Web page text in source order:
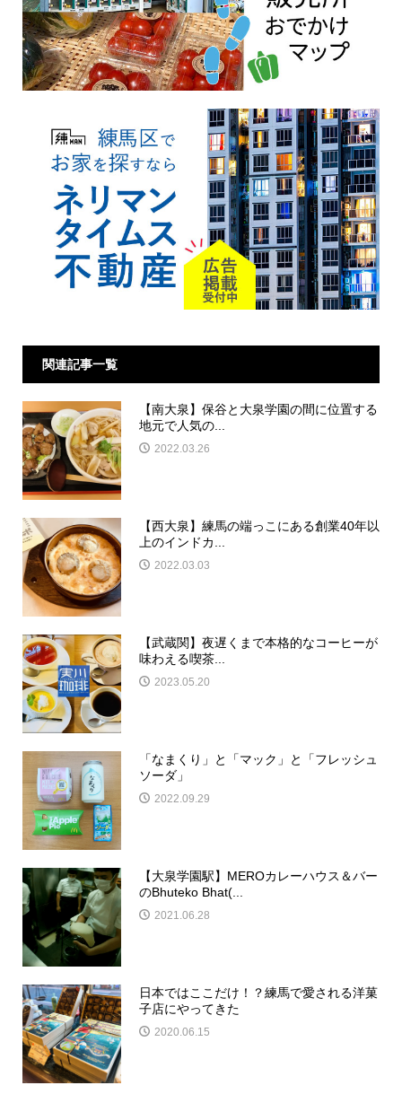
関連記事一覧
【南大泉】保谷と大泉学園の間に位置する
地元で人気の...
2022.03.26
【西大泉】練馬の端っこにある創業40年以
上のインドカ...
2022.03.03
【武蔵関】夜遅くまで本格的なコーヒーが
味わえる喫茶...
2023.05.20
「なまくり」と「マック」と「フレッシュ
ソーダ」
2022.09.29
【大泉学園駅】MEROカレーハウス＆バー
のBhuteko Bhat(...
2021.06.28
日本ではここだけ！？練馬で愛される洋菓
子店にやってきた
2020.06.15